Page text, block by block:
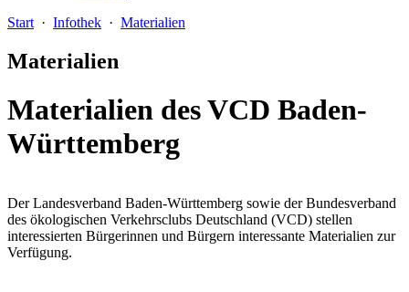
Start · Infothek · Materialien
Materialien
Materialien des VCD Baden-
Württemberg
Der Landesverband Baden-Württemberg sowie der Bundesverband
des ökologischen Verkehrsclubs Deutschland (VCD) stellen
interessierten Bürgerinnen und Bürgern interessante Materialien zur
Verfügung.